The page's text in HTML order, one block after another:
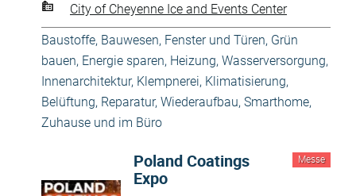
City of Cheyenne Ice and Events Center
Baustoffe, Bauwesen, Fenster und Türen, Grün
bauen, Energie sparen, Heizung, Wasserversorgung,
Innenarchitektur, Klempnerei, Klimatisierung,
Belüftung, Reparatur, Wiederaufbau, Smarthome,
Zuhause und im Büro
Messe
Poland Coatings
Expo